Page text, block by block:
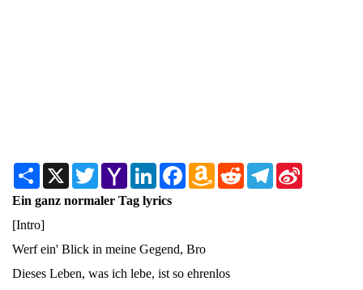
Share X TwitterYahoo
Mail
LinkedInFacebookAmazon
Wish
RedditTelegram
Ein ganz normaler Tag lyrics
[Intro]
Werf ein' Blick in meine Gegend, Bro
Dieses Leben, was ich lebe, ist so ehrenlos